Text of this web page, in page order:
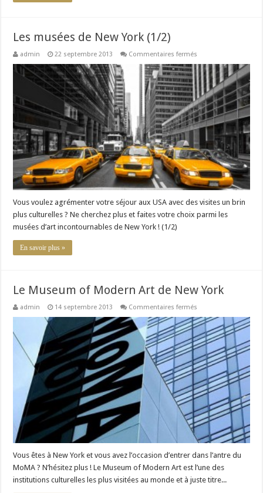
Les musées de New York (1/2)
admin 22 septembre 2013 Commentaires fermés
musées
de
New
York
(1/2)
Vous voulez agrémenter votre séjour aux USA avec des visites un brin
plus culturelles ? Ne cherchez plus et faites votre choix parmi les
musées d’art incontournables de New York ! (1/2)
En savoir plus »
Le Museum of Modern Art de New York
admin 14 septembre 2013 Commentaires fermés
Museum
of
Modern
Art
New
York
Vous êtes à New York et vous avez l’occasion d’entrer dans l’antre du
MoMA ? N’hésitez plus ! Le Museum of Modern Art est l’une des
institutions culturelles les plus visitées au monde et à juste titre...